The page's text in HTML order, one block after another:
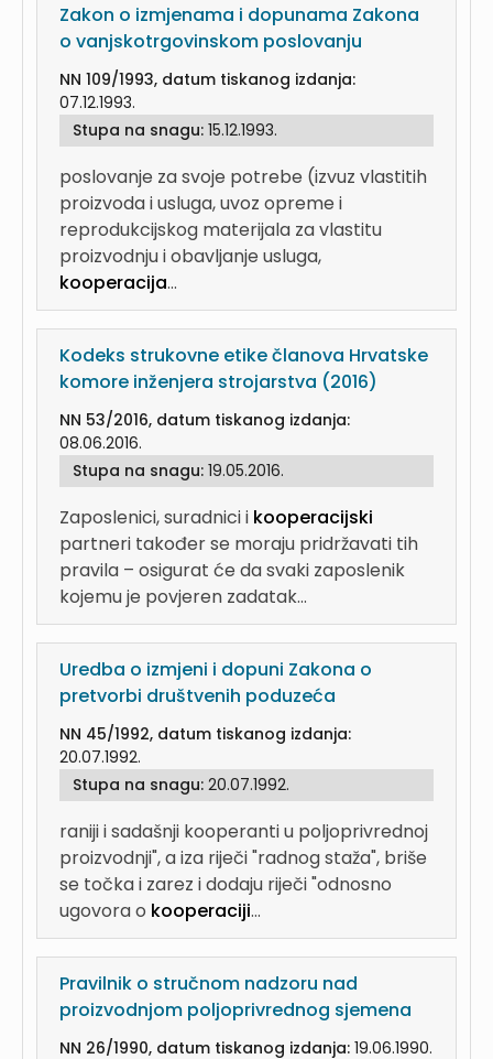
Zakon o izmjenama i dopunama Zakona
o vanjskotrgovinskom poslovanju
NN 109/1993, datum tiskanog izdanja:
07.12.1993.
Stupa na snagu: 15.12.1993.
poslovanje za svoje potrebe (izvuz vlastitih
proizvoda i usluga, uvoz opreme i
reprodukcijskog materijala za vlastitu
proizvodnju i obavljanje usluga,
kooperacija...
Kodeks strukovne etike članova Hrvatske
komore inženjera strojarstva (2016)
NN 53/2016, datum tiskanog izdanja:
08.06.2016.
Stupa na snagu: 19.05.2016.
Zaposlenici, suradnici i kooperacijski
partneri također se moraju pridržavati tih
pravila – osigurat će da svaki zaposlenik
kojemu je povjeren zadatak...
Uredba o izmjeni i dopuni Zakona o
pretvorbi društvenih poduzeća
NN 45/1992, datum tiskanog izdanja:
20.07.1992.
Stupa na snagu: 20.07.1992.
raniji i sadašnji kooperanti u poljoprivrednoj
proizvodnji", a iza riječi "radnog staža", briše
se točka i zarez i dodaju riječi "odnosno
ugovora o kooperaciji...
Pravilnik o stručnom nadzoru nad
proizvodnjom poljoprivrednog sjemena
NN 26/1990, datum tiskanog izdanja: 19.06.1990.